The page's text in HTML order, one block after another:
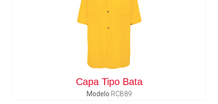
Capa Tipo Bata
Modelo RCB89